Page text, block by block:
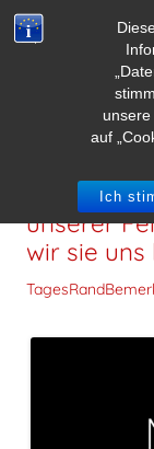
auf
Ich
Mit all der
unserer
wir sie